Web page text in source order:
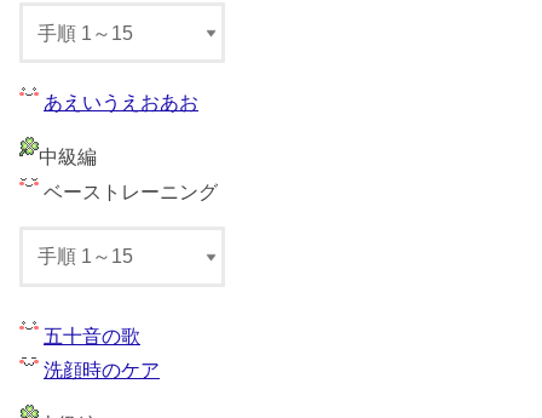
あえいうえおあお
中級編
ベーストレーニング
五十音の歌
洗顔時のケア